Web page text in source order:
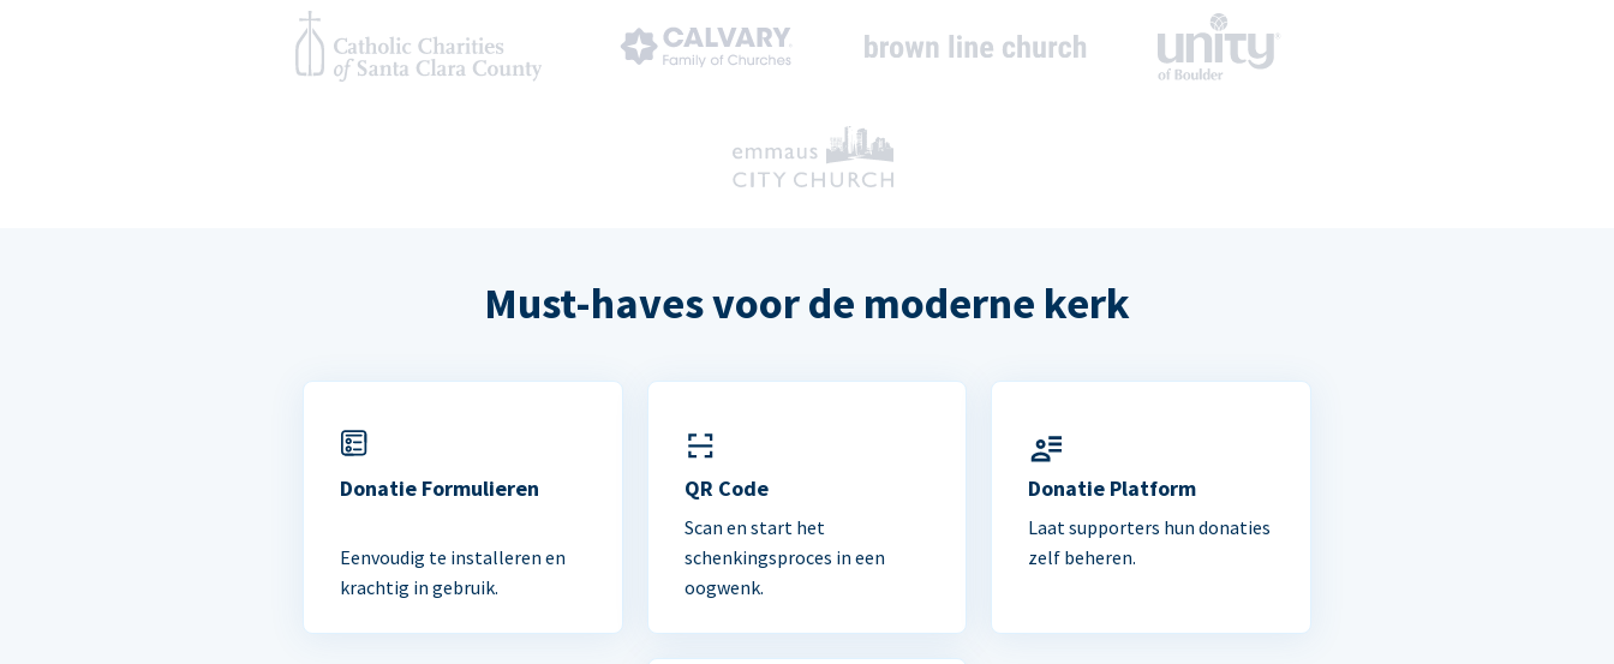
Must-haves voor de moderne kerk
Donatie Formulieren
Eenvoudig te installeren en
krachtig in gebruik.
QR Code
Scan en start het
schenkingsproces in een
oogwenk.
Donatie Platform
Laat supporters hun donaties
zelf beheren.